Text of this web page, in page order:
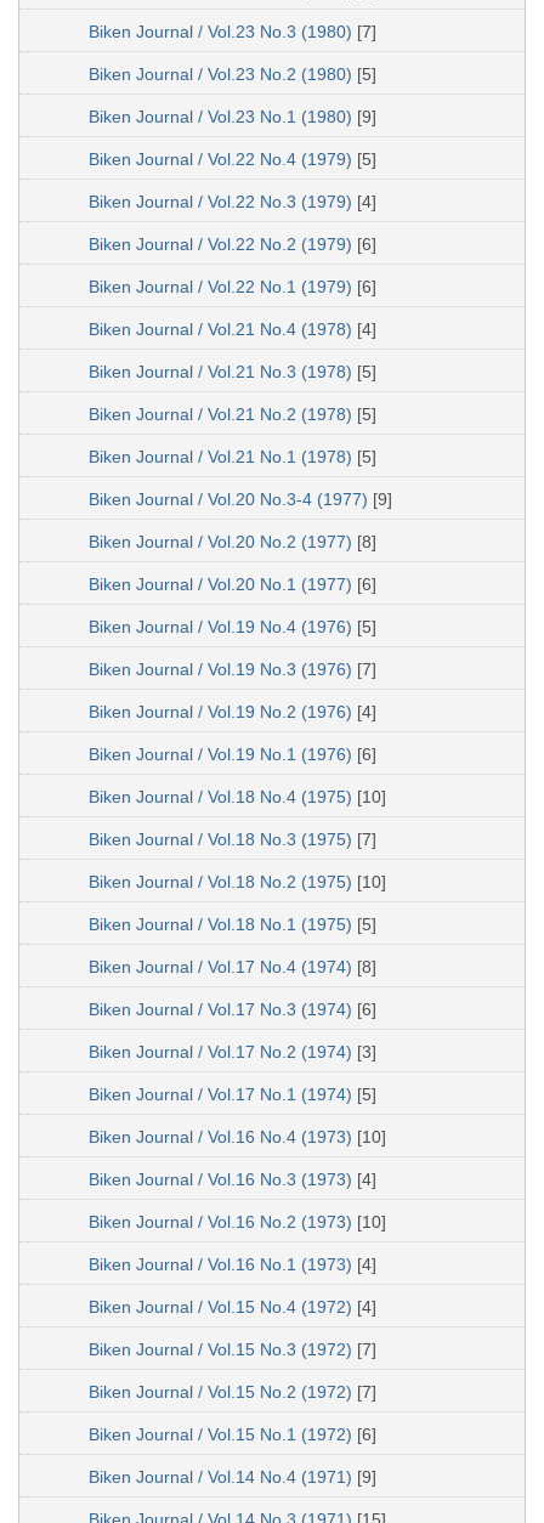
Biken Journal / Vol.23 No.3 (1980) [7]
Biken Journal / Vol.23 No.2 (1980) [5]
Biken Journal / Vol.23 No.1 (1980) [9]
Biken Journal / Vol.22 No.4 (1979) [5]
Biken Journal / Vol.22 No.3 (1979) [4]
Biken Journal / Vol.22 No.2 (1979) [6]
Biken Journal / Vol.22 No.1 (1979) [6]
Biken Journal / Vol.21 No.4 (1978) [4]
Biken Journal / Vol.21 No.3 (1978) [5]
Biken Journal / Vol.21 No.2 (1978) [5]
Biken Journal / Vol.21 No.1 (1978) [5]
Biken Journal / Vol.20 No.3-4 (1977) [9]
Biken Journal / Vol.20 No.2 (1977) [8]
Biken Journal / Vol.20 No.1 (1977) [6]
Biken Journal / Vol.19 No.4 (1976) [5]
Biken Journal / Vol.19 No.3 (1976) [7]
Biken Journal / Vol.19 No.2 (1976) [4]
Biken Journal / Vol.19 No.1 (1976) [6]
Biken Journal / Vol.18 No.4 (1975) [10]
Biken Journal / Vol.18 No.3 (1975) [7]
Biken Journal / Vol.18 No.2 (1975) [10]
Biken Journal / Vol.18 No.1 (1975) [5]
Biken Journal / Vol.17 No.4 (1974) [8]
Biken Journal / Vol.17 No.3 (1974) [6]
Biken Journal / Vol.17 No.2 (1974) [3]
Biken Journal / Vol.17 No.1 (1974) [5]
Biken Journal / Vol.16 No.4 (1973) [10]
Biken Journal / Vol.16 No.3 (1973) [4]
Biken Journal / Vol.16 No.2 (1973) [10]
Biken Journal / Vol.16 No.1 (1973) [4]
Biken Journal / Vol.15 No.4 (1972) [4]
Biken Journal / Vol.15 No.3 (1972) [7]
Biken Journal / Vol.15 No.2 (1972) [7]
Biken Journal / Vol.15 No.1 (1972) [6]
Biken Journal / Vol.14 No.4 (1971) [9]